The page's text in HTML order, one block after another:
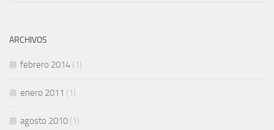
ARCHIVOS
febrero 2014 (1)
enero 2011 (1)
agosto 2010 (1)